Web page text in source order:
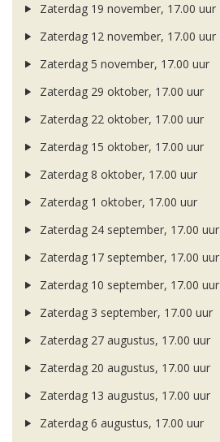
Zaterdag 19 november, 17.00 uur
Zaterdag 12 november, 17.00 uur
Zaterdag 5 november, 17.00 uur
Zaterdag 29 oktober, 17.00 uur
Zaterdag 22 oktober, 17.00 uur
Zaterdag 15 oktober, 17.00 uur
Zaterdag 8 oktober, 17.00 uur
Zaterdag 1 oktober, 17.00 uur
Zaterdag 24 september, 17.00 uur
Zaterdag 17 september, 17.00 uur
Zaterdag 10 september, 17.00 uur
Zaterdag 3 september, 17.00 uur
Zaterdag 27 augustus, 17.00 uur
Zaterdag 20 augustus, 17.00 uur
Zaterdag 13 augustus, 17.00 uur
Zaterdag 6 augustus, 17.00 uur